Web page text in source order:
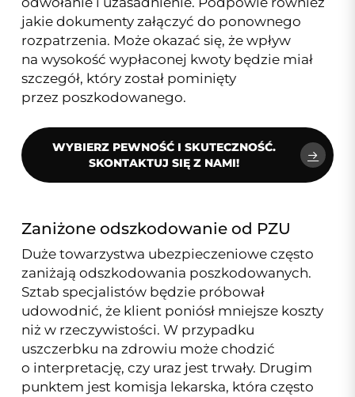
jakie dokumenty załączyć do ponownego
rozpatrzenia. Może okazać się, że wpływ
na wysokość wypłaconej kwoty będzie miał
szczegół, który został pominięty
przez poszkodowanego.
WYBIERZ PEWNOŚĆ I SKUTECZNOŚĆ.
SKONTAKTUJ SIĘ Z NAMI!
Zaniżone odszkodowanie od PZU
Duże towarzystwa ubezpieczeniowe często
zaniżają odszkodowania poszkodowanych.
Sztab specjalistów będzie próbował
udowodnić, że klient poniósł mniejsze koszty
niż w rzeczywistości. W przypadku
uszczerbku na zdrowiu może chodzić
o interpretację, czy uraz jest trwały. Drugim
punktem jest komisja lekarska, która często